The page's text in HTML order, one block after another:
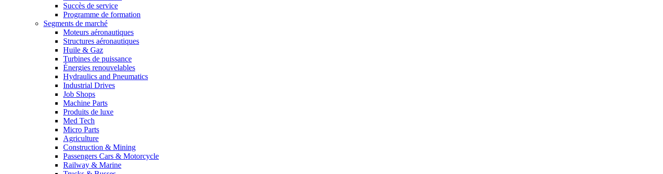
Succès de service
Programme de formation
Segments de marché
Moteurs aéronautiques
Structures aéronautiques
Huile & Gaz
Turbines de puissance
Énergies renouvelables
Hydraulics and Pneumatics
Industrial Drives
Job Shops
Machine Parts
Produits de luxe
Med Tech
Micro Parts
Agriculture
Construction & Mining
Passengers Cars & Motorcycle
Railway & Marine